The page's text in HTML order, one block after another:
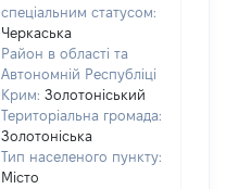
спеціальним статусом:
Черкаська
Район в області та
Автономній Республіці
Крим: Золотоніський
Територіальна громада:
Золотоніська
Тип населеного пункту:
Місто